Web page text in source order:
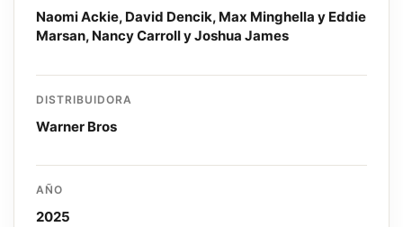
Naomi Ackie, David Dencik, Max Minghella y Eddie
Marsan, Nancy Carroll y Joshua James
DISTRIBUIDORA
Warner Bros
AÑO
2025